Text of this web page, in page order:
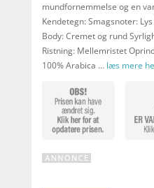
mundfornemmelse og en
Kendetegn: Smagsnoter:
Body: Cremet og rund
Ristning: Mellemristet
100% Arabica … læs mere